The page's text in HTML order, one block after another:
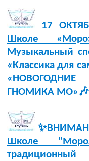
17
Школе
Музыкальный
«Классика для
ГНОМИКА
Школе